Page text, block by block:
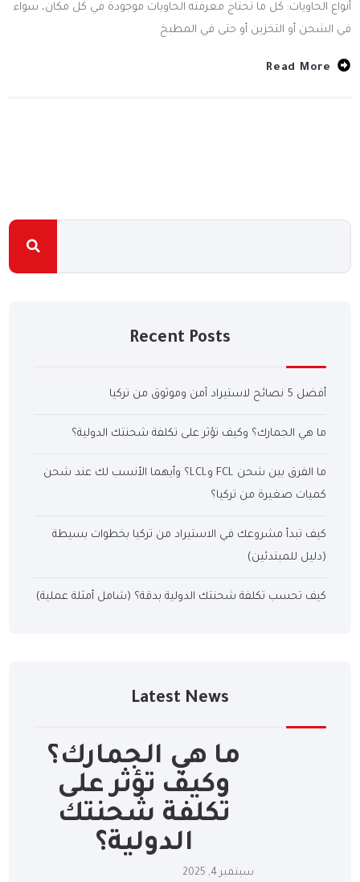
أنواع الحاويات: كل ما تحتاج معرفته الحاويات موجودة في كل مكان، سواء
في الشحن أو التخزين أو حتى في المطبخ
Read More
Recent Posts
أفضل 5 نصائح لاستيراد آمن وموثوق من تركيا
ما هي الجمارك؟ وكيف تؤثر على تكلفة شحنتك الدولية؟
ما الفرق بين شحن FCL وLCL؟ وأيهما الأنسب لك عند شحن
كميات صغيرة من تركيا؟
كيف تبدأ مشروعك في الاستيراد من تركيا بخطوات بسيطة
(دليل للمبتدئين)
كيف تحسب تكلفة شحنتك الدولية بدقة؟ (شامل أمثلة عملية)
Latest News
ما هي الجمارك؟
وكيف تؤثر على
تكلفة شحنتك
الدولية؟
سبتمبر 4, 2025